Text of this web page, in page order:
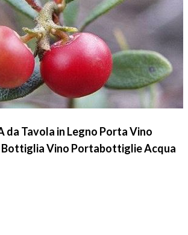
Tavola in Legno Porta Vino
Vino Portabottiglie Acqua